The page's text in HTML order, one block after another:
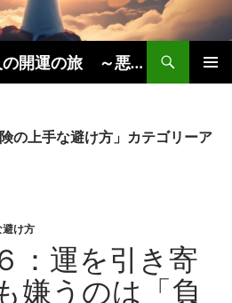
スピリチュアルな仙人の開運の旅 ～悪運を断ち、豊かな人生を引き寄せる秘訣実践法～
の上手な避け方」カテゴリーア
避け方
：運を引き寄
嫌うのは「負